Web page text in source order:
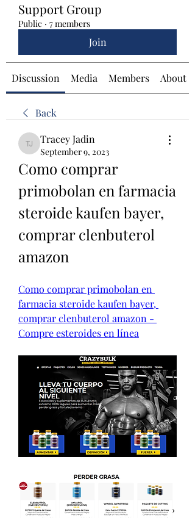
Support Group
Public · 7 members
Join
Discussion Media Members About
Back
Tracey Jadin
Tracey Jadin
September 9, 2023
Como comprar
primobolan en farmacia
steroide kaufen bayer,
comprar clenbuterol
amazon
Como comprar primobolan en
farmacia steroide kaufen bayer,
comprar clenbuterol amazon -
Compre esteroides en línea